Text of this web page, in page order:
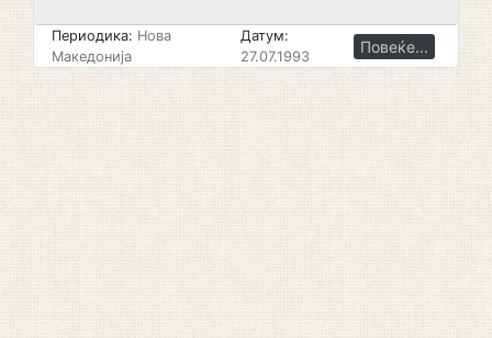
Периодика: Нова
Македонија
Датум:
27.07.1993
Повеќе...